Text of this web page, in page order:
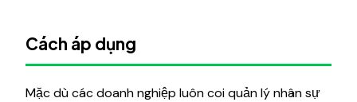
Cách áp dụng
Mặc dù các doanh nghiệp luôn coi quản lý nhân sự